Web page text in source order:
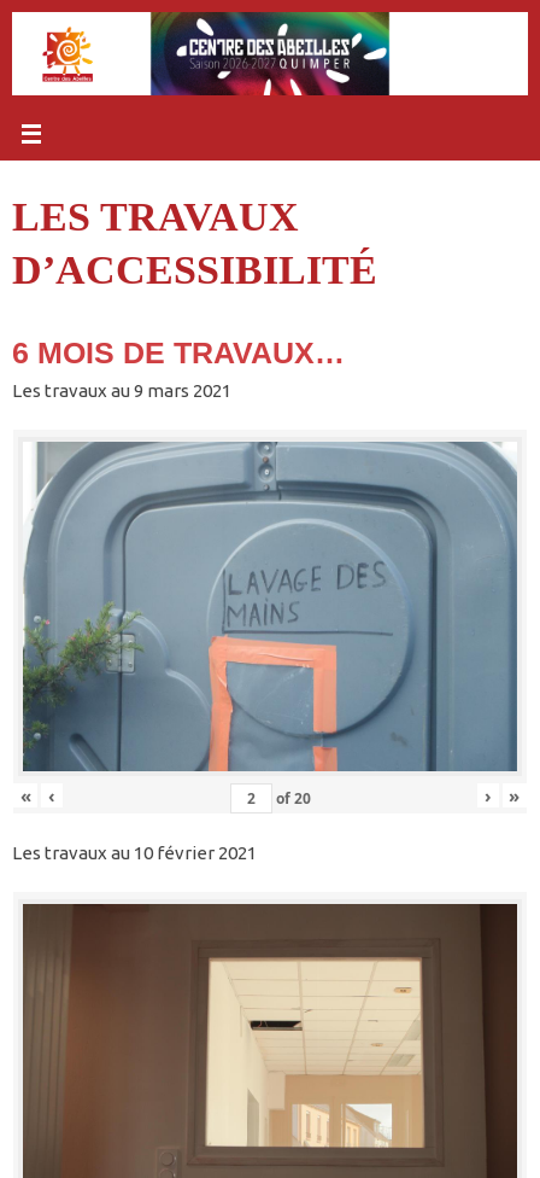
Passer
contenu
LES TRAVAUX
D’ACCESSIBILITÉ
6 MOIS DE TRAVAUX…
Les travaux au 9 mars 2021
« ‹ of20 › »
Les travaux au 10 février 2021